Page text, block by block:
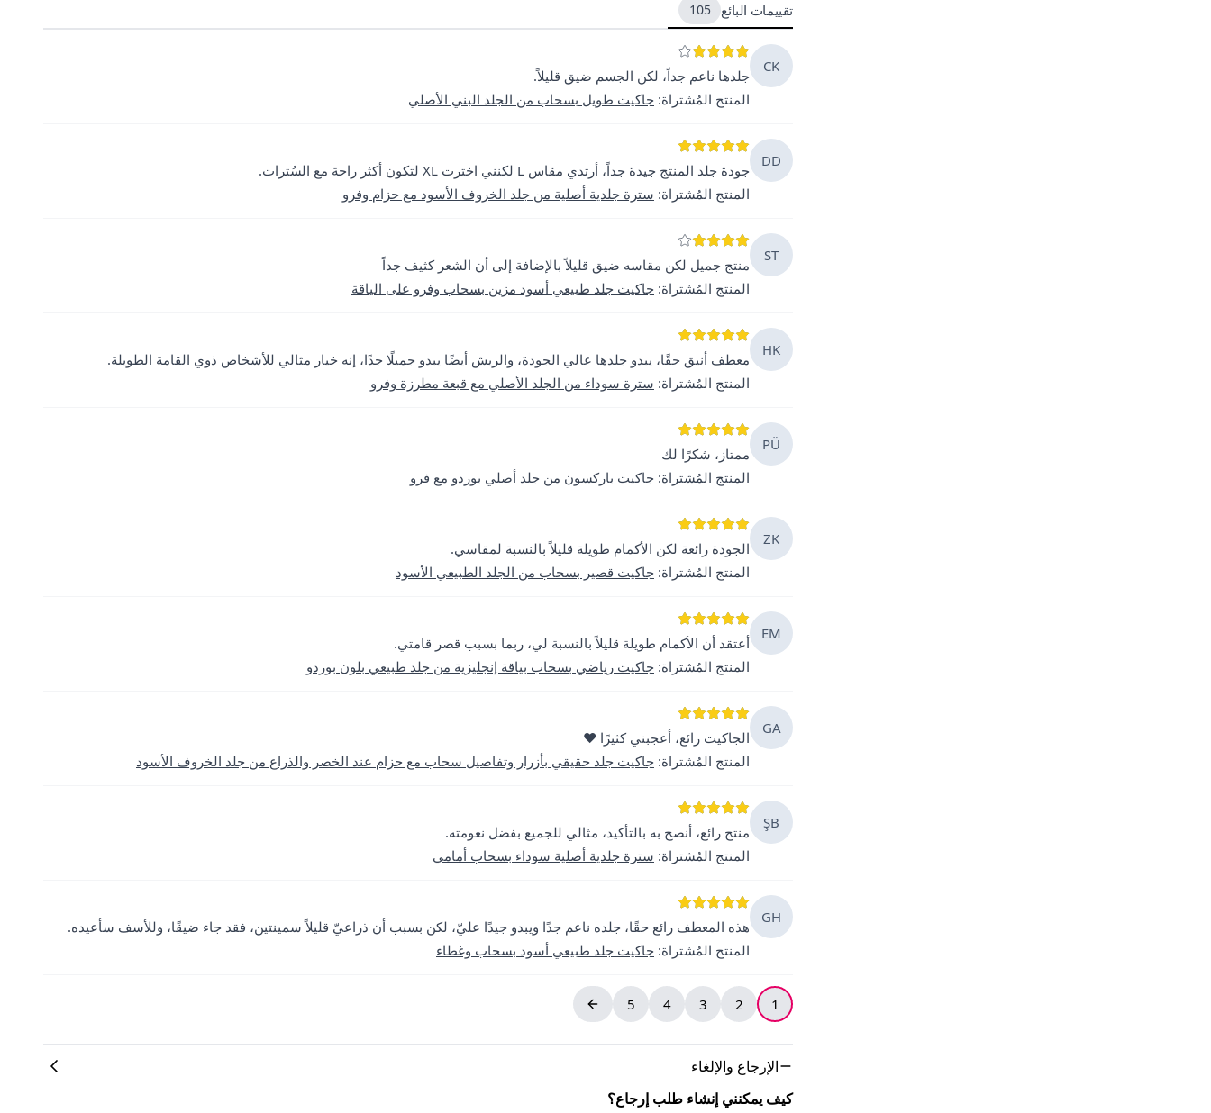
تقييمات البائع 105
CK
جلدها ناعم جداً، لكن الجسم ضيق قليلاً.
المنتج المُشتراة: جاكيت طويل بسحاب من الجلد البني الأصلي
DD
جودة جلد المنتج جيدة جداً، أرتدي مقاس L لكنني اخترت XL لتكون أكثر راحة مع السُترات.
المنتج المُشتراة: سترة جلدية أصلية من جلد الخروف الأسود مع حزام وفرو
ST
منتج جميل لكن مقاسه ضيق قليلاً بالإضافة إلى أن الشعر كثيف جداً
المنتج المُشتراة: جاكيت جلد طبيعي أسود مزين بسحاب وفرو على الياقة
HK
معطف أنيق حقًا، يبدو جلدها عالي الجودة، والريش أيضًا يبدو جميلًا جدًا، إنه خيار مثالي للأشخاص ذوي القامة الطويلة.
المنتج المُشتراة: سترة سوداء من الجلد الأصلي مع قبعة مطرزة وفرو
PÜ
ممتاز، شكرًا لك
المنتج المُشتراة: جاكيت باركسون من جلد أصلي بوردو مع فرو
ZK
الجودة رائعة لكن الأكمام طويلة قليلاً بالنسبة لمقاسي.
المنتج المُشتراة: جاكيت قصير بسحاب من الجلد الطبيعي الأسود
EM
أعتقد أن الأكمام طويلة قليلاً بالنسبة لي، ربما بسبب قصر قامتي.
المنتج المُشتراة: جاكيت رياضي بسحاب بياقة إنجليزية من جلد طبيعي بلون بوردو
GA
الجاكيت رائع، أعجبني كثيرًا ❤️
المنتج المُشتراة: جاكيت جلد حقيقي بأزرار وتفاصيل سحاب مع حزام عند الخصر والذراع من جلد الخروف الأسود
ŞB
منتج رائع، أنصح به بالتأكيد، مثالي للجميع بفضل نعومته.
المنتج المُشتراة: سترة جلدية أصلية سوداء بسحاب أمامي
GH
هذه المعطف رائع حقًا، جلده ناعم جدًا ويبدو جيدًا عليّ، لكن بسبب أن ذراعيّ قليلاً سمينتين، فقد جاء ضيقًا، وللأسف سأعيده.
المنتج المُشتراة: جاكيت جلد طبيعي أسود بسحاب وغطاء
1
2
3
4
5
الإرجاع والإلغاء
كيف يمكنني إنشاء طلب إرجاع؟